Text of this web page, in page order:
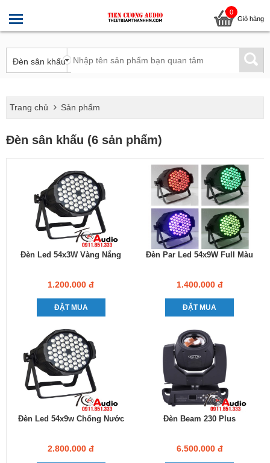
0
Giỏ hàng
Trang chủ Sản phẩm
Đèn sân khấu (6 sản phẩm)
Đèn Led 54x3W Vàng Nắng
1.200.000 đ
ĐẶT MUA
Đèn Par Led 54x9W Full Màu
1.400.000 đ
ĐẶT MUA
Đèn Led 54x9w Chống Nước
2.800.000 đ
Đèn Beam 230 Plus
6.500.000 đ